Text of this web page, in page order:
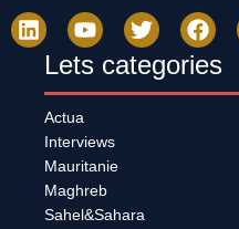
Lets categories
Actua
Interviews
Mauritanie
Maghreb
Sahel&Sahara